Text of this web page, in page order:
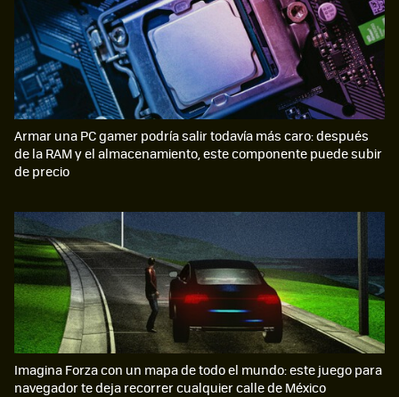
Armar una PC gamer podría salir todavía más caro: después
de la RAM y el almacenamiento, este componente puede subir
de precio
Imagina Forza con un mapa de todo el mundo: este juego para
navegador te deja recorrer cualquier calle de México